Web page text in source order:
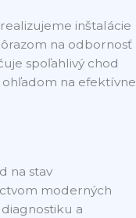
inštalácie
na odbornosť
spoľahlivý chod
na efektívne
na stav
moderných
a